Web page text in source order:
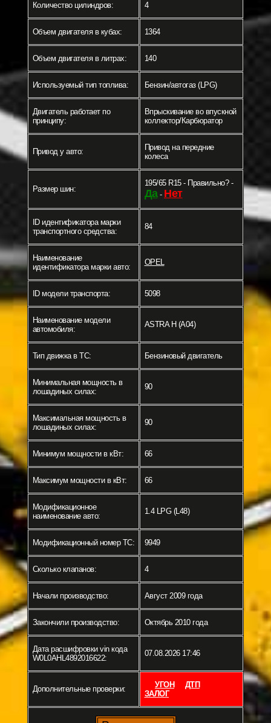
Количество цилиндров: 4
Объем двигателя в кубах: 1364
Объем двигателя в литрах: 140
Используемый тип топлива: Бензин/автогаз (LPG)
Двигатель работает по
принципу:
Впрыскивание во впускной
коллектор/Карбюратор
Привод у авто:
Привод на передние
колеса
Размер шин:
195/65 R15 - Правильно? -
Да- Нет
ID идентификатора марки
транспортного средства:
84
Наименование
идентификатора марки авто:
OPEL
ID модели транспорта: 5098
Наименование модели
автомобиля:
ASTRA H (A04)
Тип движка в ТС: Бензиновый двигатель
Минимальная мощность в
лошадиных силах:
90
Максимальная мощность в
лошадиных силах:
90
Минимум мощности в кВт: 66
Максимум мощности в кВт: 66
Модификационное
наименование авто:
1.4 LPG (L48)
Модификационный номер ТС: 9949
Сколько клапанов: 4
Начали производство: Август 2009 года
Закончили производство: Октябрь 2010 года
Дата расшифровки vin кода
W0L0AHL4892016622:
07.08.2026 17:46
Дополнительные проверки: УГОН
ДТП
ЗАЛОГ